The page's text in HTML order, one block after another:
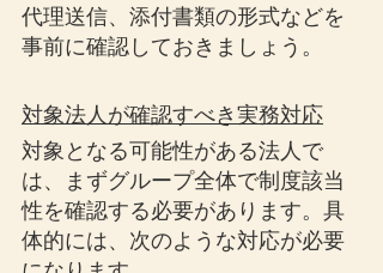
代理送信、添付書類の形式などを
事前に確認しておきましょう。
対象法人が確認すべき実務対応
対象となる可能性がある法人で
は、まずグループ全体で制度該当
性を確認する必要があります。具
体的には、次のような対応が必要